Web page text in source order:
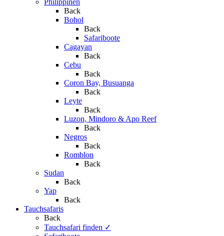
Philippinen
Back
Bohol
Back
Safariboote
Cagayan
Back
Cebu
Back
Coron Bay, Busuanga
Back
Leyte
Back
Luzon, Mindoro & Apo Reef
Back
Negros
Back
Romblon
Back
Sudan
Back
Yap
Back
Tauchsafaris
Back
Tauchsafari finden ✓